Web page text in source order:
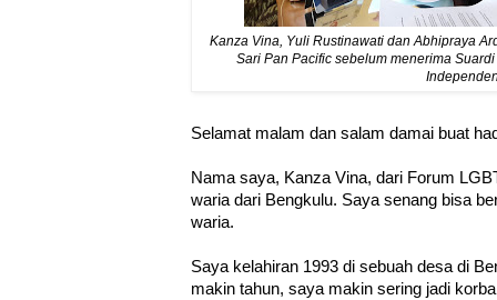
Kanza Vina, Yuli Rustinawati dan Abhipraya
Sari Pan Pacific sebelum menerima
Selamat malam dan salam damai buat
Nama saya, Kanza Vina, dari Forum
waria dari Bengkulu. Saya senang bisa
waria.
Saya kelahiran 1993 di sebuah desa di
makin tahun, saya makin sering jadi